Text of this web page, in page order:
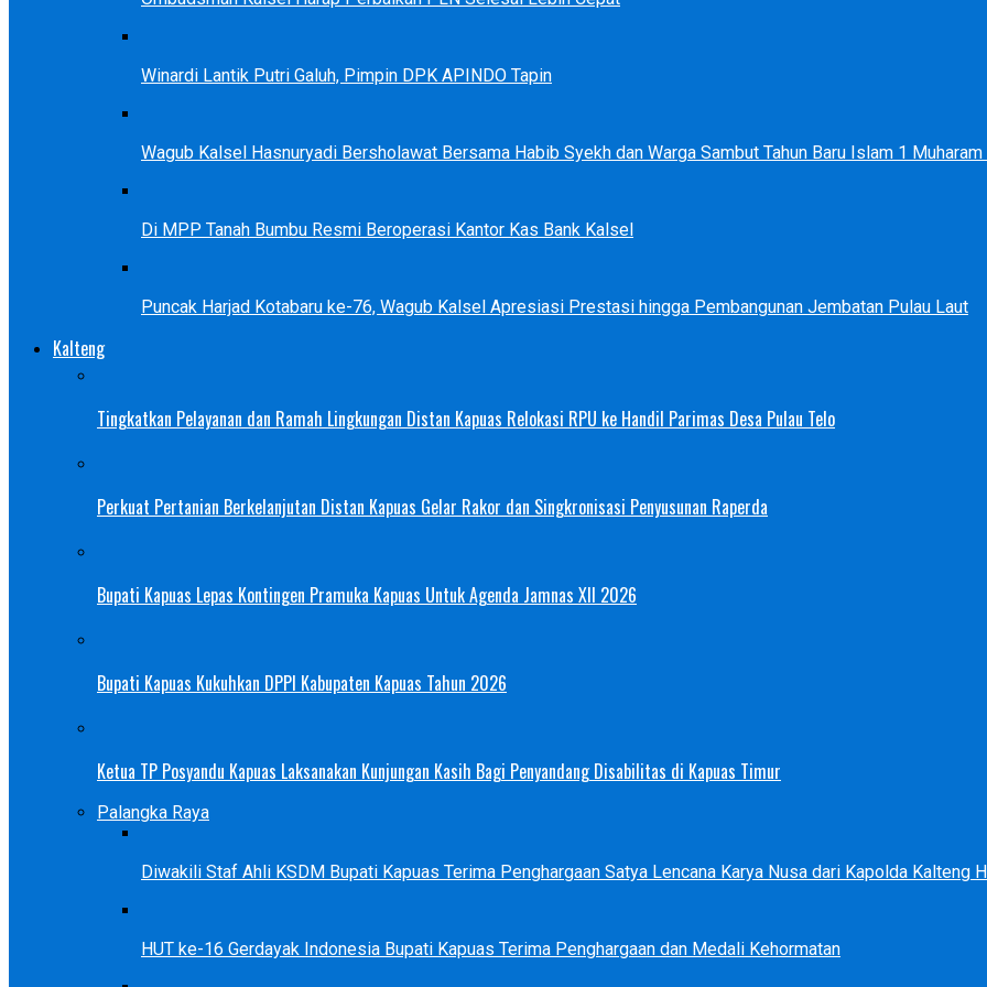
Winardi Lantik Putri Galuh, Pimpin DPK APINDO Tapin
Wagub Kalsel Hasnuryadi Bersholawat Bersama Habib Syekh dan Warga Sambut Tahun Baru Islam 1 Muharam
Di MPP Tanah Bumbu Resmi Beroperasi Kantor Kas Bank Kalsel
Puncak Harjad Kotabaru ke-76, Wagub Kalsel Apresiasi Prestasi hingga Pembangunan Jembatan Pulau Laut
Kalteng
Tingkatkan Pelayanan dan Ramah Lingkungan Distan Kapuas Relokasi RPU ke Handil Parimas Desa Pulau Telo
Perkuat Pertanian Berkelanjutan Distan Kapuas Gelar Rakor dan Singkronisasi Penyusunan Raperda
Bupati Kapuas Lepas Kontingen Pramuka Kapuas Untuk Agenda Jamnas XII 2026
Bupati Kapuas Kukuhkan DPPI Kabupaten Kapuas Tahun 2026
Ketua TP Posyandu Kapuas Laksanakan Kunjungan Kasih Bagi Penyandang Disabilitas di Kapuas Timur
Palangka Raya
Diwakili Staf Ahli KSDM Bupati Kapuas Terima Penghargaan Satya Lencana Karya Nusa dari Kapolda Kalteng
HUT ke-16 Gerdayak Indonesia Bupati Kapuas Terima Penghargaan dan Medali Kehormatan